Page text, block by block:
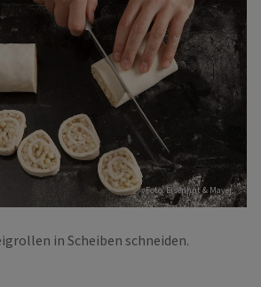
Foto: Eisenhut & Mayer
in Scheiben schneiden.